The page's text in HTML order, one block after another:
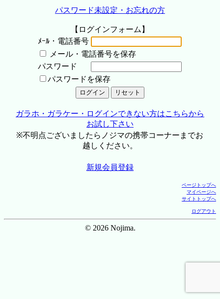
パスワード未設定・お忘れの方
【ログインフォーム】
ﾒｰﾙ・電話番号
メール・電話番号を保存
パスワード
パスワードを保存
ガラホ・ガラケー・ログインできない方はこちらから
お試し下さい
※不明点ございましたらノジマの携帯コーナーまでお
越しください。
新規会員登録
ページトップへ
マイページへ
サイトトップへ
ログアウト
© 2026 Nojima.